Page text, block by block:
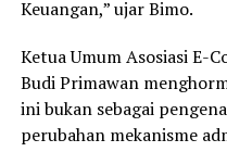
Keuangan,” ujar Bimo.
Ketua Umum Asosiasi E-
Budi Primawan
ini bukan sebagai
perubahan mekanisme